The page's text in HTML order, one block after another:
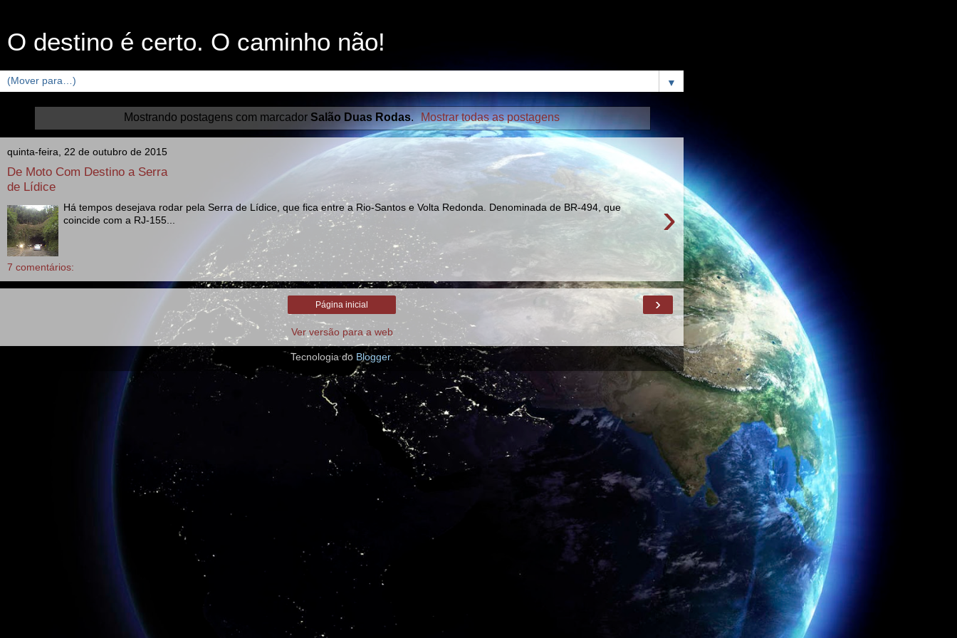
O destino é certo. O caminho não!
▼
Mostrando postagens com marcador Salão Duas Rodas. Mostrar todas as postagens
quinta-feira, 22 de outubro de 2015
De Moto Com Destino a Serra
de Lídice
›
Há tempos desejava rodar pela Serra de Lídice, que fica entre a Rio-Santos e Volta Redonda. Denominada de BR-494, que
coincide com a RJ-155...
7 comentários:
›
Página inicial
Ver versão para a web
Tecnologia do Blogger.